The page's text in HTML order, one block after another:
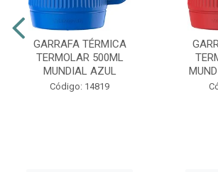
GARRAFA TÉRMICA
TERMOLAR 500ML
MUNDIAL AZUL
Código: 14819